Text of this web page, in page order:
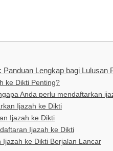
Lengkap bagi Lulusan
ke Dikti Penting?
Anda perlu mendaftarkan
Ijazah ke Dikti
Ijazah ke Dikti
Ijazah ke Dikti
ke Dikti Berjalan Lancar